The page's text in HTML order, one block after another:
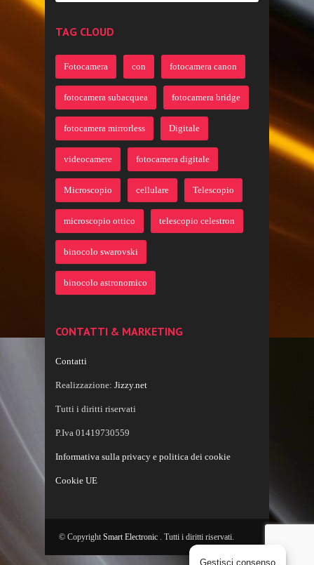
TAG CLOUD
Fotocamera con fotocamera canon
fotocamera subacquea fotocamera bridge
fotocamera mirrorless Digitale
videocamere fotocamera digitale
Microscopio cellulare Telescopio
microscopio ottico telescopio celestron
binocolo swarovski
binocolo astronomico
CONTATTI & MARKETING
Contatti
Realizzazione: Jizzy.net
Tutti i diritti riservati
P.Iva 01419730559
Informativa sulla privacy e politica dei cookie
Cookie UE
© Copyright Smart Electronic . Tutti i diritti riservati.
Gestisci consenso